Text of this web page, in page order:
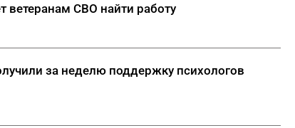
СВО найти работу
за неделю поддержку психологов